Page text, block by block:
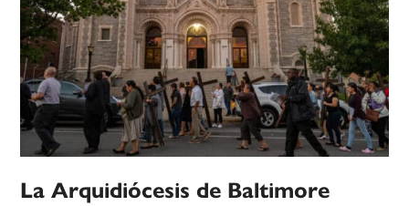
La Arquidiócesis de Baltimore